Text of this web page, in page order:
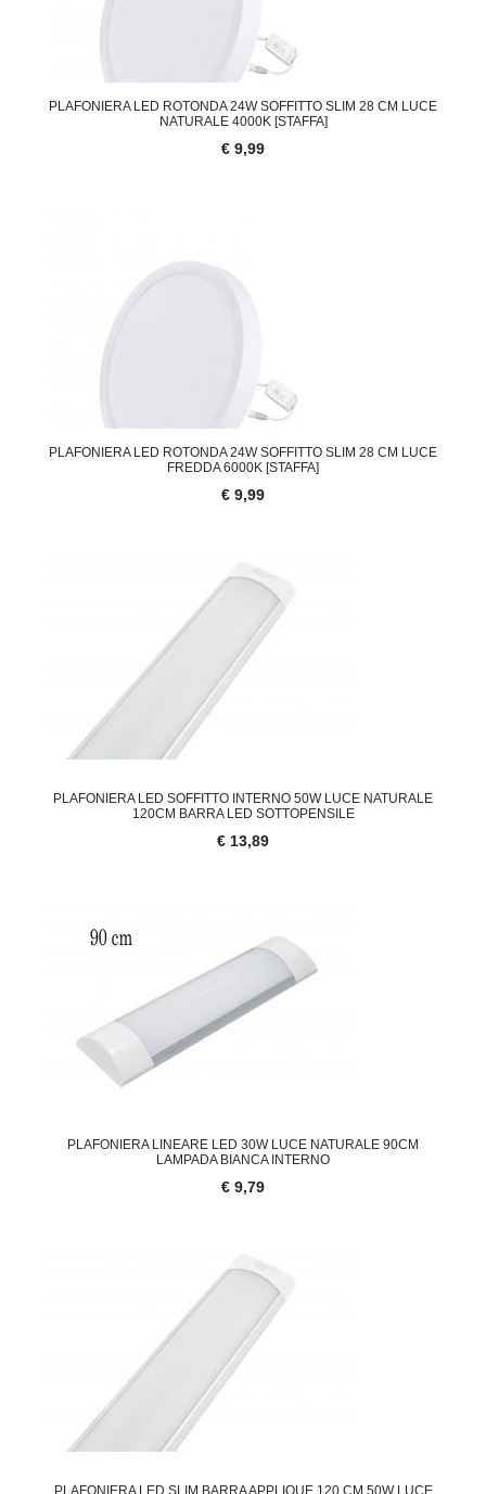
PLAFONIERA LED ROTONDA 24W SOFFITTO SLIM 28 CM LUCE
NATURALE 4000K [STAFFA]
€ 9,99
PLAFONIERA LED ROTONDA 24W SOFFITTO SLIM 28 CM LUCE
FREDDA 6000K [STAFFA]
€ 9,99
PLAFONIERA LED SOFFITTO INTERNO 50W LUCE NATURALE
120CM BARRA LED SOTTOPENSILE
€ 13,89
PLAFONIERA LINEARE LED 30W LUCE NATURALE 90CM
LAMPADA BIANCA INTERNO
€ 9,79
PLAFONIERA LED SLIM BARRA APPLIQUE 120 CM 50W LUCE